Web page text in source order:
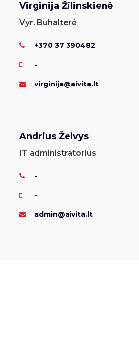
Virginija Žilinskienė
Vyr. Buhalterė
+370 37 390482
-
virginija@aivita.lt
Andrius Želvys
IT administratorius
-
-
admin@aivita.lt